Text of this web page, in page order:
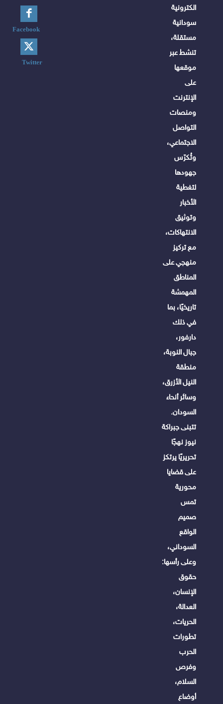
الكترونية
سودانية
مستقلة،
تنشط عبر
موقعها
على
الإنترنت
ومنصات
التواصل
الاجتماعي،
وتُكرّس
جهودها
لتغطية
الأخبار
وتوثيق
الانتهاكات،
مع تركيز
منهجي على
المناطق
المهمشة
تاريخيًا، بما
في ذلك
دارفور،
جبال النوبة،
منطقة
النيل الأزرق،
وسائر أنحاء
السودان.
تتبنى جبراكة
نيوز نهجًا
تحريريًا يرتكز
على قضايا
محورية
تمس
صميم
الواقع
السوداني،
وعلى رأسها:
حقوق
الإنسان،
العدالة،
الحريات،
تطورات
الحرب
وفرص
السلام،
أوضاع
Facebook
Twitter